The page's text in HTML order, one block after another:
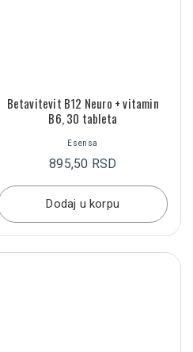
Esensa
Betavitevit B12 Neuro + vitamin
B6, 30 tableta
895,50 RSD
Dodaj u korpu